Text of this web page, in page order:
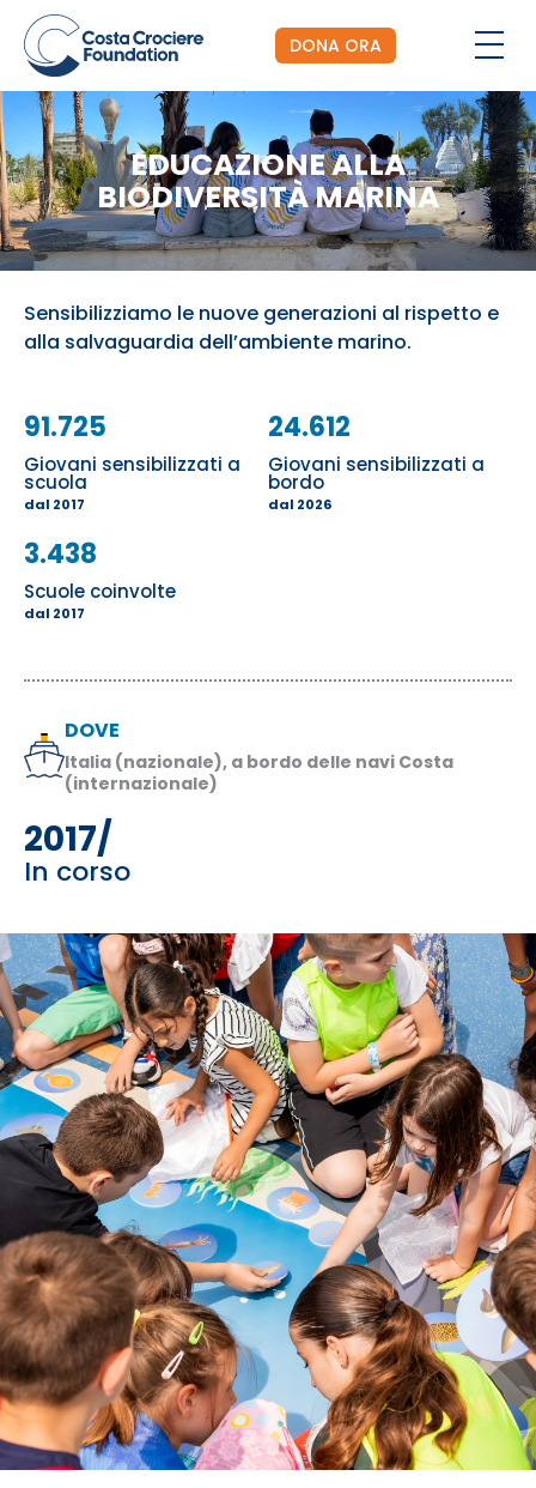
DONA ORA
EDUCAZIONE ALLA
BIODIVERSITÀ MARINA
Sensibilizziamo le nuove generazioni al rispetto e
alla salvaguardia dell’ambiente marino.
91.725
Giovani sensibilizzati a
scuola
dal 2017
24.612
Giovani sensibilizzati a
bordo
dal 2026
3.438
Scuole coinvolte
dal 2017
DOVE
Italia (nazionale), a bordo delle navi Costa
(internazionale)
2017/
In corso